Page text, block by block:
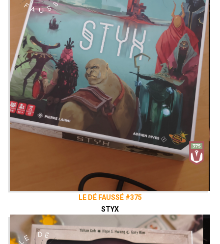
LE DÉ FAUSSÉ #375
STYX